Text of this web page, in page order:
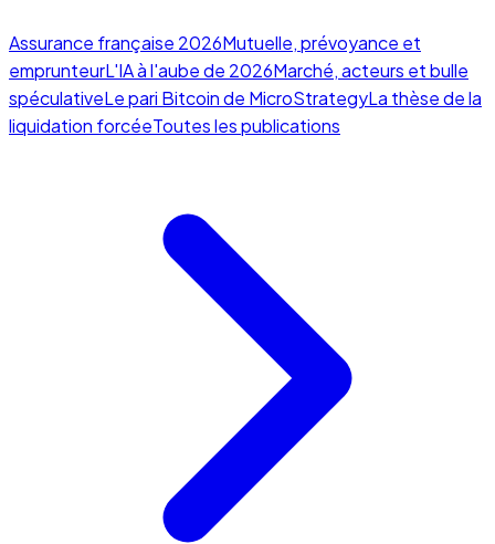
Assurance française 2026Mutuelle, prévoyance et
emprunteurL'IA à l'aube de 2026Marché, acteurs et bulle
spéculativeLe pari Bitcoin de MicroStrategyLa thèse de la
liquidation forcéeToutes les publications